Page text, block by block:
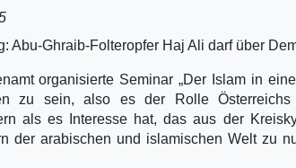
Abu-Ghraib-Folteropfer Haj Ali darf über
organisierte Seminar „Der Islam in
zu sein, also es der Rolle Österreichs
als es Interesse hat, das aus der
der arabischen und islamischen Welt zu